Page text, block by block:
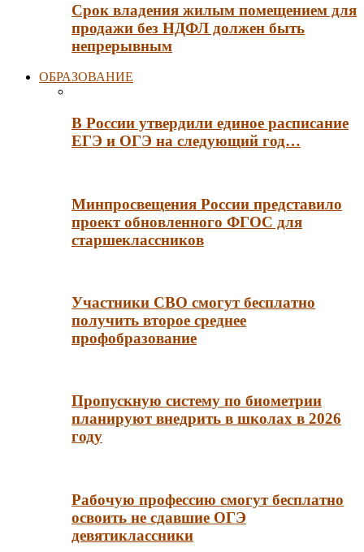
Срок владения жилым помещением для
продажи без НДФЛ должен быть
непрерывным
ОБРАЗОВАНИЕ
В России утвердили единое расписание
ЕГЭ и ОГЭ на следующий год…
Минпросвещения России представило
проект обновленного ФГОС для
старшеклассников
Участники СВО смогут бесплатно
получить второе среднее
профобразование
Пропускную систему по биометрии
планируют внедрить в школах в 2026
году
Рабочую профессию смогут бесплатно
освоить не сдавшие ОГЭ
девятиклассники